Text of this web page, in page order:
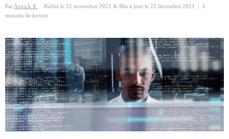
Par Annick R. Publié le 22 novembre 2021 & Mis à jour le 22 décembre 2021
3
minutes de lecture